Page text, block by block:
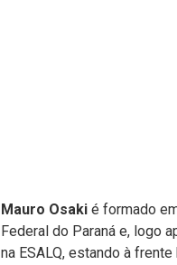
Mauro Osaki é formado
Federal do Paraná e, logo
na ESALQ, estando à